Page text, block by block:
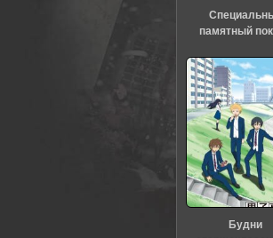
памятный
«Евангелиона»
Будни